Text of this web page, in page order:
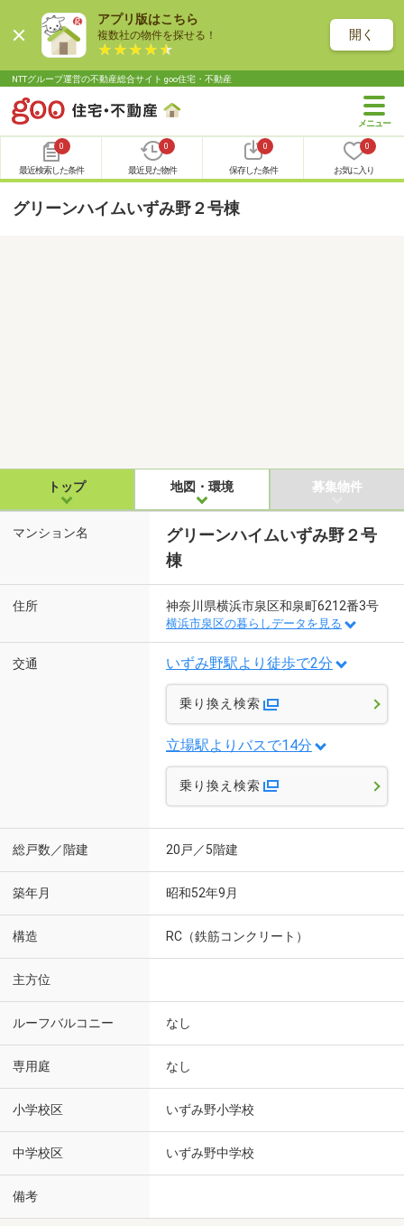
アプリ版はこちら
複数社の物件を探せる！ 開く
NTTグループ運営の不動産総合サイト goo住宅・不動産
0
最近検索した条件
0
最近見た物件
0
保存した条件
0
お気に入り
グリーンハイムいずみ野２号棟
トップ 地図・環境 募集物件
マンション名
グリーンハイムいずみ野２号
棟
住所 神奈川県横浜市泉区和泉町6212番3号
横浜市泉区の暮らしデータを見る
交通 いずみ野駅より徒歩で2分
乗り換え検索
立場駅よりバスで14分
乗り換え検索
総戸数／階建 20戸／5階建
築年月 昭和52年9月
構造 RC（鉄筋コンクリート）
主方位
ルーフバルコニー なし
専用庭 なし
小学校区 いずみ野小学校
中学校区 いずみ野中学校
備考